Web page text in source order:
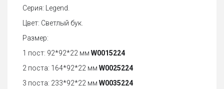
Серия: Legend.
Цвет: Светлый бук.
Размер:
1 пост: 92*92*22 мм W0015224
2 поста: 164*92*22 мм W0025224
3 поста: 233*92*22 мм W0035224